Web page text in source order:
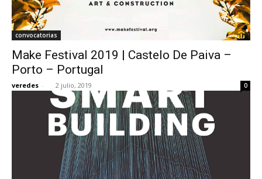
convocatorias
Make Festival 2019 | Castelo De Paiva –
Porto – Portugal
veredes - 2 julio, 2019 0